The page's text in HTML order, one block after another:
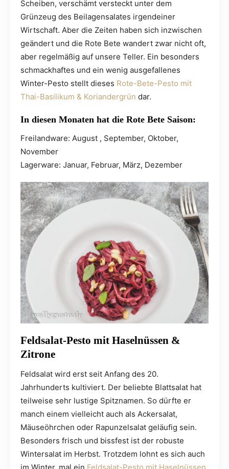
Scheiben, verschämt versteckt unter dem
Grünzeug des Beilagensalates irgendeiner
Wirtschaft. Aber die Zeiten haben sich inzwischen
geändert und die Rote Bete wandert zwar nicht oft,
aber regelmäßig auf unsere Teller. Ein besonders
schmackhaftes und ein wenig ausgefallenes
Winter-Pesto stellt dieses Rote-Bete-Pesto mit
Thai-Basilikum & Koriandergrün dar.
In diesen Monaten hat die Rote Bete Saison:
Freilandware: August , September, Oktober,
November
Lagerware: Januar, Februar, März, Dezember
Feldsalat-Pesto mit Haselnüssen &
Zitrone
Feldsalat wird erst seit Anfang des 20.
Jahrhunderts kultiviert. Der beliebte Blattsalat hat
teilweise sehr lustige Spitznamen. So dürfte er
manch einem vielleicht auch als Ackersalat,
Mäuseöhrchen oder Rapunzelsalat geläufig sein.
Besonders frisch und bissfest ist der robuste
Wintersalat im Herbst. Trotzdem lohnt es sich auch